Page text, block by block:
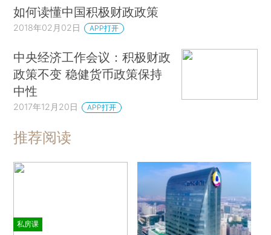
如何读懂中国积极财政政策
2018年02月02日 APP打开
中央经济工作会议：积极财政
政策不变 稳健货币政策保持
中性
2017年12月20日 APP打开
推荐阅读
私房课